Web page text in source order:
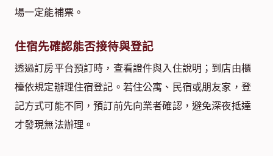
場一定能補票。
住宿先確認能否接待與登記
透過訂房平台預訂時，查看證件與入住說明；到店由櫃
檯依規定辦理住宿登記。若住公寓、民宿或朋友家，登
記方式可能不同，預訂前先向業者確認，避免深夜抵達
才發現無法辦理。